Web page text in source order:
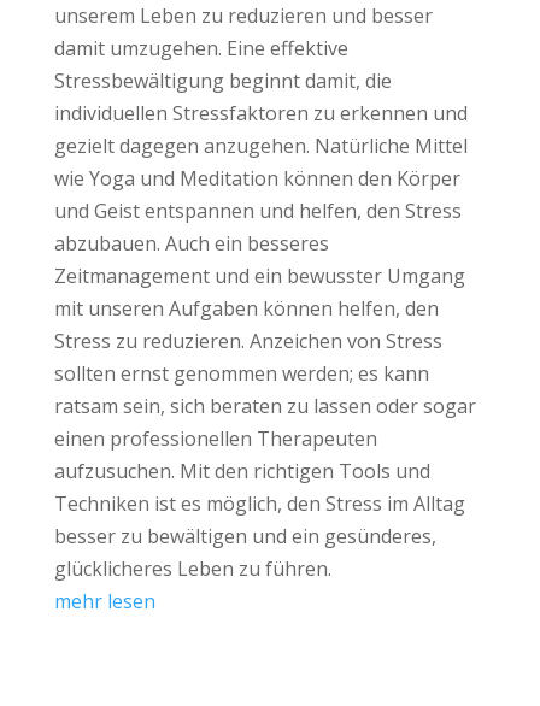
unserem Leben zu reduzieren und besser
damit umzugehen. Eine effektive
Stressbewältigung beginnt damit, die
individuellen Stressfaktoren zu erkennen und
gezielt dagegen anzugehen. Natürliche Mittel
wie Yoga und Meditation können den Körper
und Geist entspannen und helfen, den Stress
abzubauen. Auch ein besseres
Zeitmanagement und ein bewusster Umgang
mit unseren Aufgaben können helfen, den
Stress zu reduzieren. Anzeichen von Stress
sollten ernst genommen werden; es kann
ratsam sein, sich beraten zu lassen oder sogar
einen professionellen Therapeuten
aufzusuchen. Mit den richtigen Tools und
Techniken ist es möglich, den Stress im Alltag
besser zu bewältigen und ein gesünderes,
glücklicheres Leben zu führen.
mehr lesen